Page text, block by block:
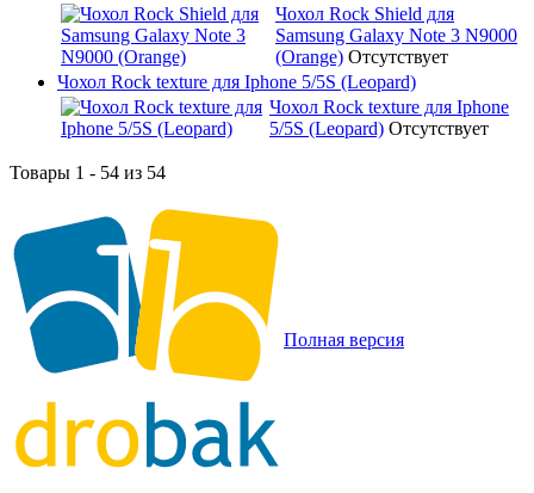
Чохол Rock Shield для
Samsung Galaxy Note 3 N9000
(Orange) Отсутствует
Чохол Rock texture для Iphone 5/5S (Leopard)
Чохол Rock texture для Iphone
5/5S (Leopard) Отсутствует
Товары 1 - 54 из 54
Полная версия